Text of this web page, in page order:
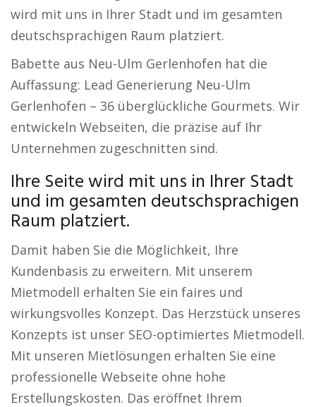
wird mit uns in Ihrer Stadt und im gesamten
deutschsprachigen Raum platziert.
Babette aus Neu-Ulm Gerlenhofen hat die
Auffassung: Lead Generierung Neu-Ulm
Gerlenhofen – 36 überglückliche Gourmets. Wir
entwickeln Webseiten, die präzise auf Ihr
Unternehmen zugeschnitten sind.
Ihre Seite wird mit uns in Ihrer Stadt
und im gesamten deutschsprachigen
Raum platziert.
Damit haben Sie die Möglichkeit, Ihre
Kundenbasis zu erweitern. Mit unserem
Mietmodell erhalten Sie ein faires und
wirkungsvolles Konzept. Das Herzstück unseres
Konzepts ist unser SEO-optimiertes Mietmodell.
Mit unseren Mietlösungen erhalten Sie eine
professionelle Webseite ohne hohe
Erstellungskosten. Das eröffnet Ihrem